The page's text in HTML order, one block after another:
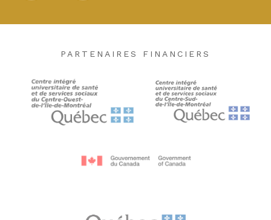
PARTENAIRES FINANCIERS